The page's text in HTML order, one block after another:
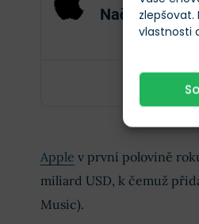
vlastnosti
Načítání
Apple v první polovině
miliard USD, k čemuž
Music).